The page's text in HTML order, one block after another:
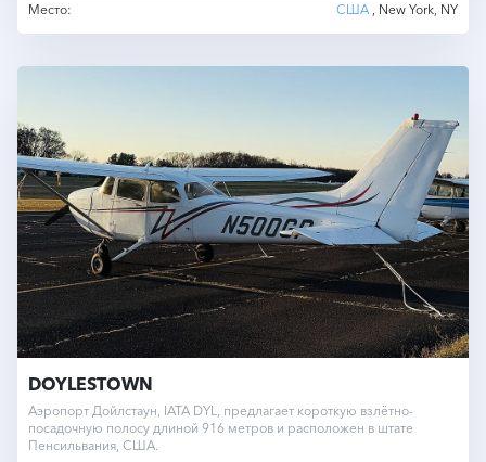
Место:
США , New York, NY
DOYLESTOWN
Аэропорт Дойлстаун, IATA DYL, предлагает короткую взлётно-
посадочную полосу длиной 916 метров и расположен в штате
Пенсильвания, США.